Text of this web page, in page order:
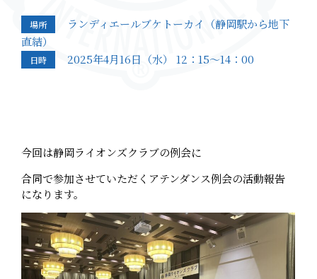
場所
ランディエールブケトーカイ（静岡駅から地下
直結）
日時 2025年4月16日（水） 12：15〜14：00
今回は静岡ライオンズクラブの例会に
合同で参加させていただくアテンダンス例会の活動報告
になります。